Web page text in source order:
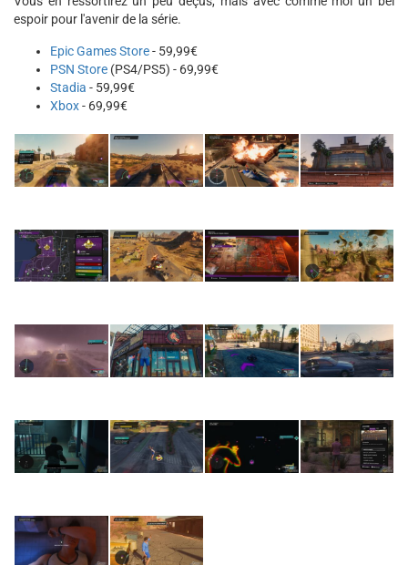
espoir pour l'avenir de la série.
Epic Games Store- 59,99€
PSN Store (PS4/PS5) - 69,99€
Stadia - 59,99€
Xbox- 69,99€